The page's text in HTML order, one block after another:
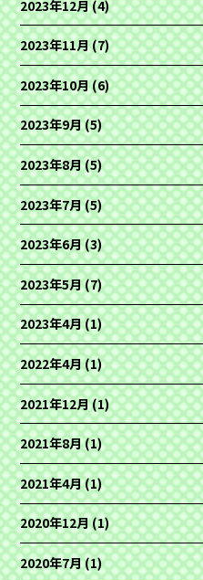
2023年12月(4)
2023年11月(7)
2023年10月(6)
2023年9月(5)
2023年8月(5)
2023年7月(5)
2023年6月(3)
2023年5月(7)
2023年4月(1)
2022年4月(1)
2021年12月(1)
2021年8月(1)
2021年4月(1)
2020年12月(1)
2020年7月(1)